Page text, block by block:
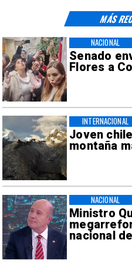
Senado
Flores a
NACIONAL
Joven
montaña
INTERNACIONAL
Ministro
nacional
NACIONAL
MÁS